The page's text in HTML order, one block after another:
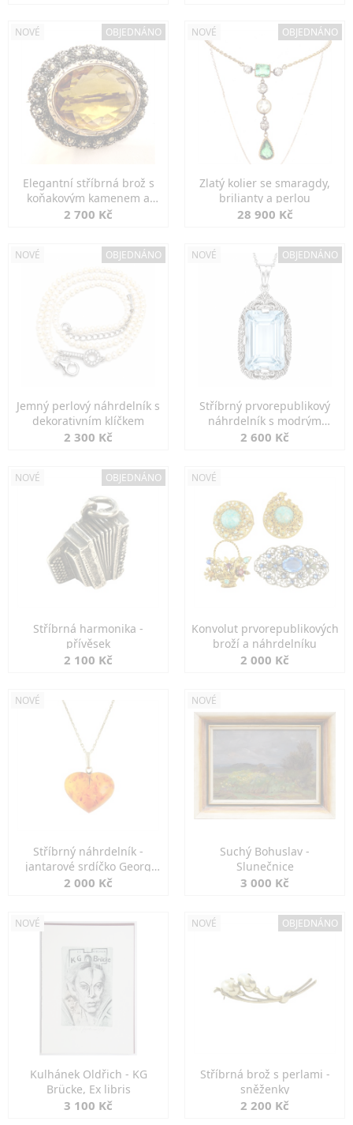
NOVÉ OBJEDNÁNO
Elegantní stříbrná brož s
koňakovým kamenem a
markazity
2 700 Kč
NOVÉ OBJEDNÁNO
Zlatý kolier se smaragdy,
brilianty a perlou
28 900 Kč
NOVÉ OBJEDNÁNO
Jemný perlový náhrdelník s
dekorativním klíčkem
2 300 Kč
NOVÉ OBJEDNÁNO
Stříbrný prvorepublikový
náhrdelník s modrým
spinelem
2 600 Kč
NOVÉ OBJEDNÁNO
Stříbrná harmonika -
přívěsek
2 100 Kč
NOVÉ
Konvolut prvorepublikových
broží a náhrdelníku
2 000 Kč
NOVÉ
Stříbrný náhrdelník -
jantarové srdíčko Georg
Kramer
2 000 Kč
NOVÉ
Suchý Bohuslav -
Slunečnice
3 000 Kč
NOVÉ
Kulhánek Oldřich - KG
Brücke, Ex libris
3 100 Kč
NOVÉ OBJEDNÁNO
Stříbrná brož s perlami -
sněženky
2 200 Kč